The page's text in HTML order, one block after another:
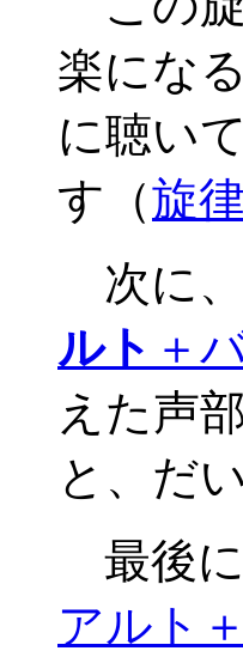
楽にな
に聴い
す（旋
次に、
ルト ＋
えた声
と、だ
最後に
アルト＋